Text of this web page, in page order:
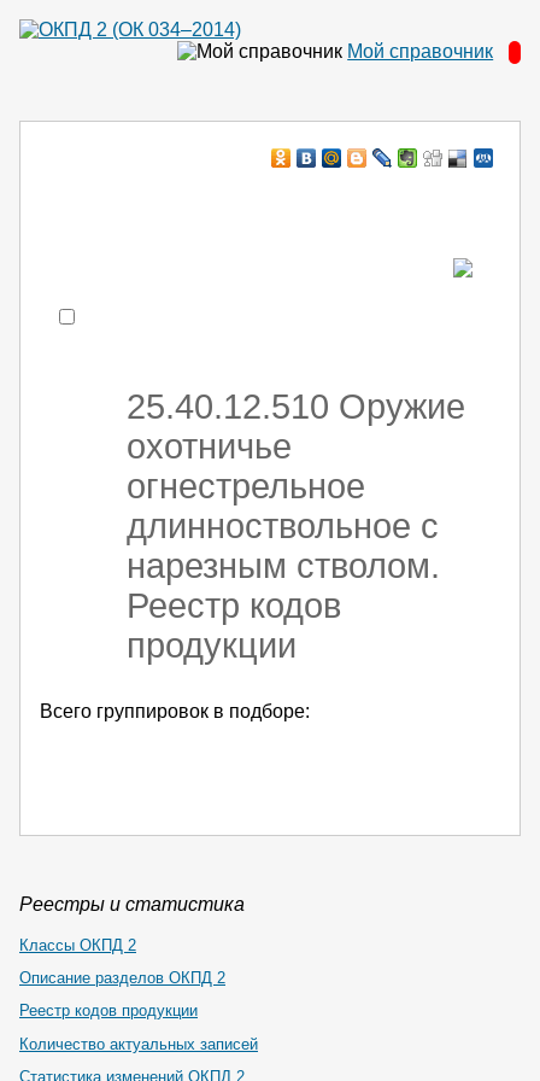
Мой справочник
25.40.12.510 Оружие
охотничье
огнестрельное
длинноствольное с
нарезным стволом.
Реестр кодов
продукции
Всего группировок в подборе:
Реестры и статистика
Классы ОКПД 2
Описание разделов ОКПД 2
Реестр кодов продукции
Количество актуальных записей
Статистика изменений ОКПД 2